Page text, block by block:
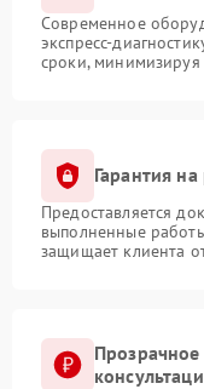
Современное
экспресс-
сроки, минимизируя
Гарантия
Предоставляется
выполненные
защищает клиента